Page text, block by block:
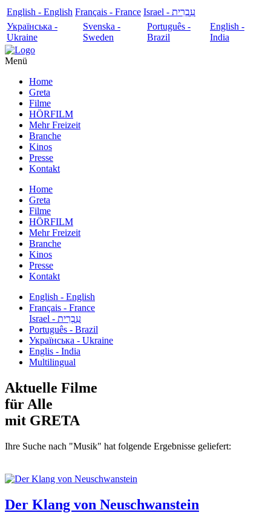
English - English Français - France
עִבְרִית - Israel
Українська -
Ukraine
Svenska -
Sweden
Português -
Brazil
English -
India
Menü
Home
Greta
Filme
HÖRFILM
Mehr Freizeit
Branche
Kinos
Presse
Kontakt
Home
Greta
Filme
HÖRFILM
Mehr Freizeit
Branche
Kinos
Presse
Kontakt
English - English
Français - France
עִבְרִית - Israel
Português - Brazil
Українська - Ukraine
Englis - India
Multilingual
Aktuelle Filme
für Alle
mit GRETA
Ihre Suche nach "Musik" hat folgende Ergebnisse geliefert:
Der Klang von Neuschwanstein